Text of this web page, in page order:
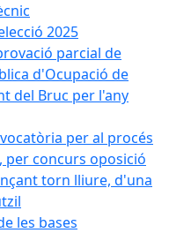
2025
parcial de
d'Ocupació de
del Bruc per l'any
per al procés
per concurs oposició
torn lliure, d'una
les bases